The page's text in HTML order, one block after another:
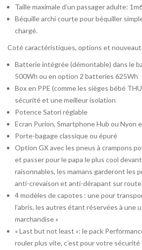
Taille maximale d’un passager adulte:
Béquille archi courte pour béquiller
chargé.
Coté caractéristiques, options et
Batterie intégrée (démontable) dans le
500Wh ou en option 2 batteries 625Wh
Box en PPE (comme les sièges bébé
sécurité et une meilleur isolation
Potence Satori réglable
Ecran Purion, Smartphone Hub ou Nyon
Porte-bagage classique ou épuré
Option GX avec les pneus à crampons
et passer pour le papa le plus cool
raisonnables, les mamans garderont les
anti-crevaison et anti-dérapant sur route
4 modèles de capotes : une pour
l’abris, les autres étant réservées à une
marchandise »
« Last but not least »: le pack
rouler plus vite, c’est pour votre